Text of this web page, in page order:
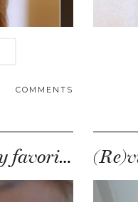
COMMENTS
Filmpje: That was my favorite eyebrow too!